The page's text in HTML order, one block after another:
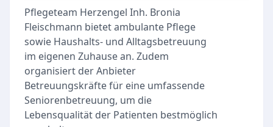
Pflegeteam Herzengel Inh. Bronia
Fleischmann bietet ambulante Pflege
sowie Haushalts- und Alltagsbetreuung
im eigenen Zuhause an. Zudem
organisiert der Anbieter
Betreuungskräfte für eine umfassende
Seniorenbetreuung, um die
Lebensqualität der Patienten bestmöglich